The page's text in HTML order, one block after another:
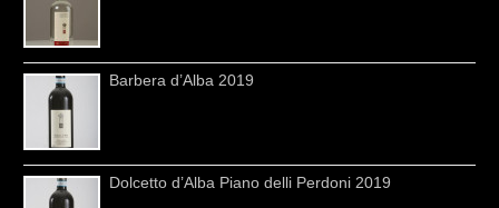
Barbera d’Alba 2019
Dolcetto d’Alba Piano delli Perdoni 2019